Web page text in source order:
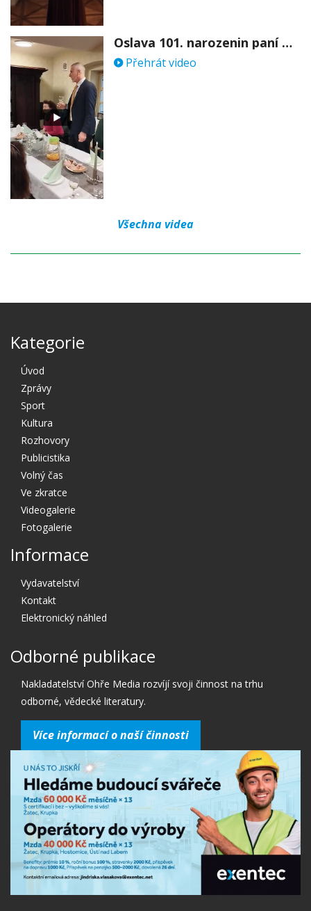
Oslava 101. narozenin paní Věry Skořepové
Přehrát video
Všechna videa
Kategorie
Úvod
Zprávy
Sport
Kultura
Rozhovory
Publicistika
Volný čas
Ve zkratce
Videogalerie
Fotogalerie
Informace
Vydavatelství
Kontakt
Elektronický náhled
Odborné publikace
Nakladatelství Ohře Media rozvíjí svoji činnost na trhu
odborné, vědecké literatury.
Více informací o naší činnosti